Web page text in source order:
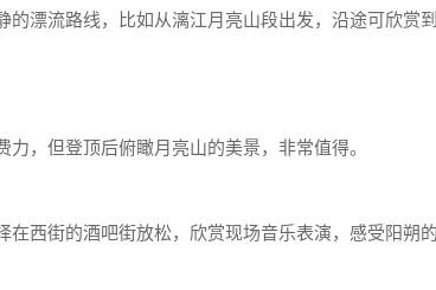
漂流路线，比如从漓江月亮山段出发，沿途可欣赏到
，但登顶后俯瞰月亮山的美景，非常值得。
西街的酒吧街放松，欣赏现场音乐表演，感受阳朔的